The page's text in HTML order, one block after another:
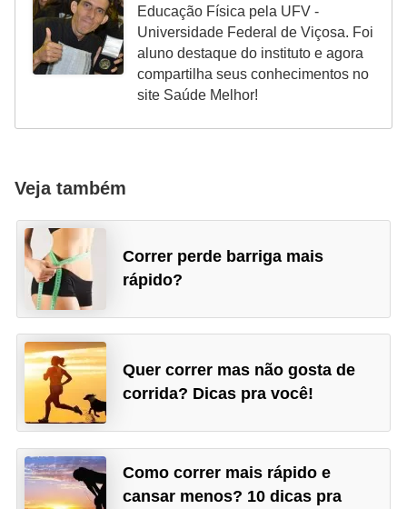
Educação Física pela UFV -
Universidade Federal de Viçosa. Foi
aluno destaque do instituto e agora
compartilha seus conhecimentos no
site Saúde Melhor!
Veja também
Correr perde barriga mais
rápido?
Quer correr mas não gosta de
corrida? Dicas pra você!
Como correr mais rápido e
cansar menos? 10 dicas pra